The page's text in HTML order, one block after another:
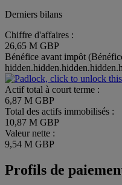
Derniers bilans
Chiffre d'affaires :
26,65 M GBP
Bénéfice avant impôt
Actif total à court terme :
6,87 M GBP
Total des actifs immobilisés :
10,87 M GBP
Valeur nette :
9,54 M GBP
Profils de